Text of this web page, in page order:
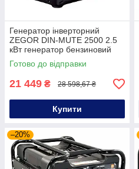
Генератор інверторний
ZEGOR DIN-MUTE 2500 2.5
кВт генератор бензиновий
інверторного типу
Готово до відправки
21 449 ₴ 28 598,67 ₴
Купити
–20%